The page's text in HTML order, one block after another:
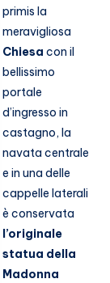
primis la
meravigliosa
Chiesa con il
bellissimo
portale
d’ingresso in
castagno, la
navata centrale
e in una delle
cappelle laterali
è conservata
l’originale
statua della
Madonna